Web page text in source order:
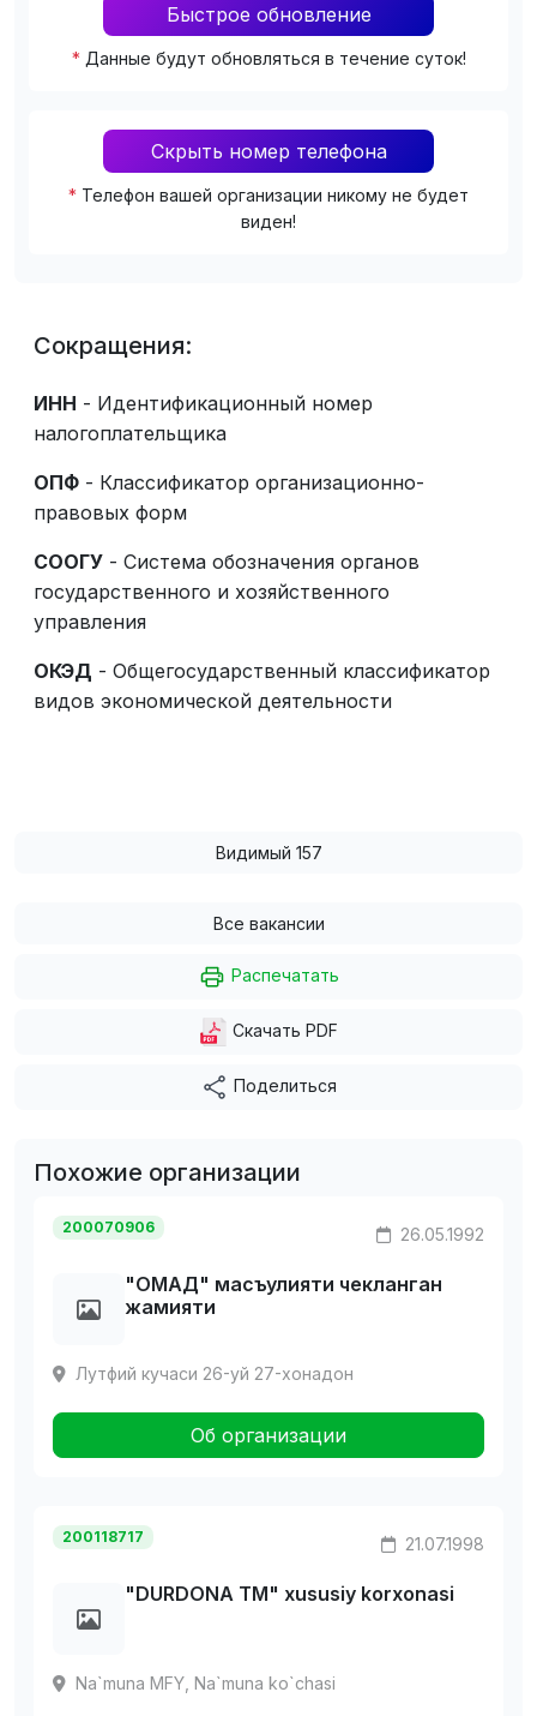
Быстрое обновление
* Данные будут обновляться в течение суток!
Скрыть номер телефона
* Телефон вашей организации никому не будет
виден!
Сокращения:
ИНН - Идентификационный номер
налогоплательщика
ОПФ - Классификатор организационно-
правовых форм
СООГУ - Система обозначения органов
государственного и хозяйственного
управления
ОКЭД - Общегосударственный классификатор
видов экономической деятельности
Видимый 157
Все вакансии
Распечатать
Скачать PDF
Поделиться
Похожие организации
200070906 26.05.1992
"ОМАД" масъулияти чекланган
жамияти
Лутфий кучаси 26-уй 27-хонадон
Об организации
200118717 21.07.1998
"DURDONA TM" xususiy korxonasi
Na`muna MFY, Na`muna ko`chasi